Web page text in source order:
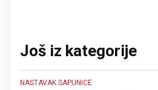
Još iz kategorije
NASTAVAK SAPUNICE